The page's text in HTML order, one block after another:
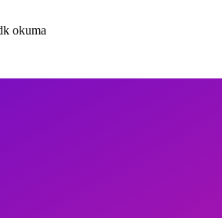
okuma